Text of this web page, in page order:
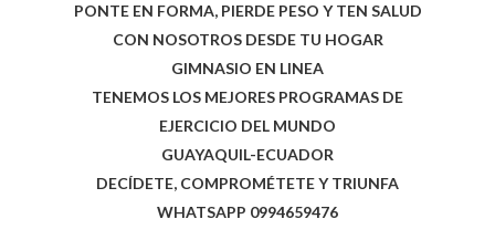
PONTE EN FORMA, PIERDE PESO Y TEN SALUD
CON NOSOTROS DESDE TU HOGAR
GIMNASIO EN LINEA
TENEMOS LOS MEJORES PROGRAMAS DE
EJERCICIO DEL MUNDO
GUAYAQUIL-ECUADOR
DECÍDETE, COMPROMÉTETE Y TRIUNFA
WHATSAPP 0994659476